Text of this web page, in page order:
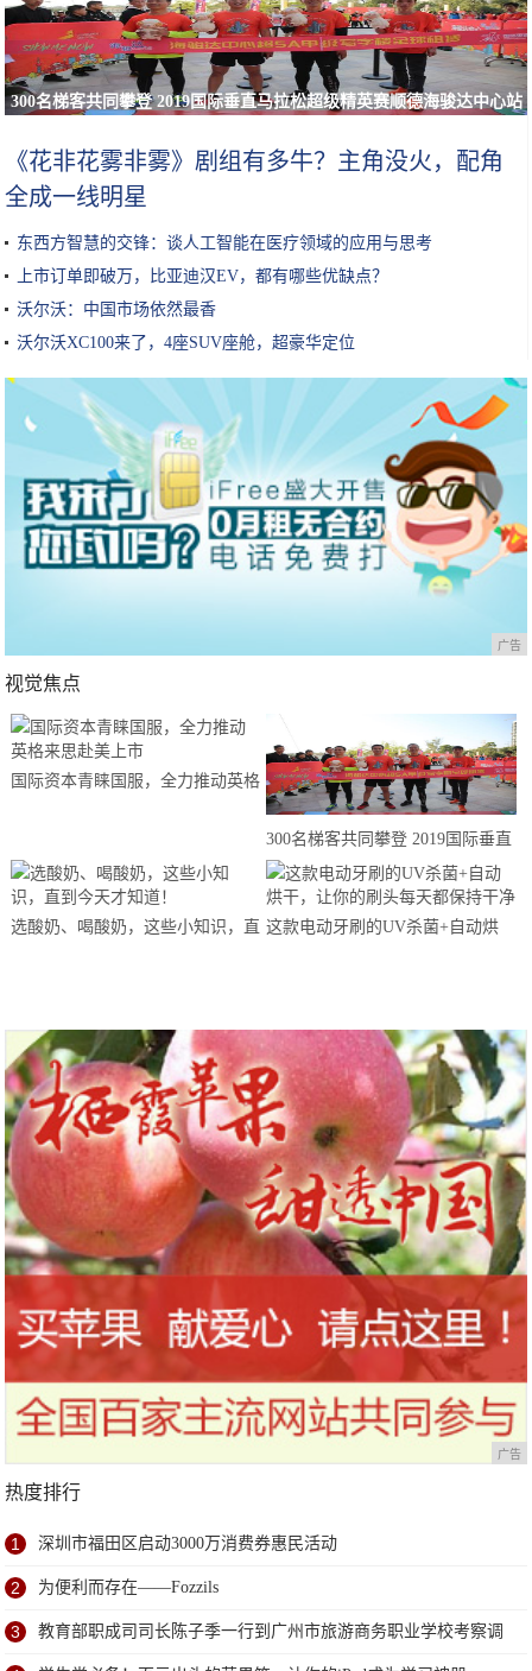
300名梯客共同攀登 2019国际垂直马拉松超级精英赛顺德海骏达中心站
《花非花雾非雾》剧组有多牛？主角没火，配角
全成一线明星
东西方智慧的交锋：谈人工智能在医疗领域的应用与思考
上市订单即破万，比亚迪汉EV，都有哪些优缺点？
沃尔沃：中国市场依然最香
沃尔沃XC100来了，4座SUV座舱，超豪华定位
广告
视觉焦点
国际资本青睐国服，全力推动英格
300名梯客共同攀登 2019国际垂直
马拉松超级精英赛顺德海骏达中心
站欢乐开跑
选酸奶、喝酸奶，这些小知识，直 这款电动牙刷的UV杀菌+自动烘
广告
热度排行
1 深圳市福田区启动3000万消费券惠民活动
2 为便利而存在——Fozzils
3 教育部职成司司长陈子季一行到广州市旅游商务职业学校考察调